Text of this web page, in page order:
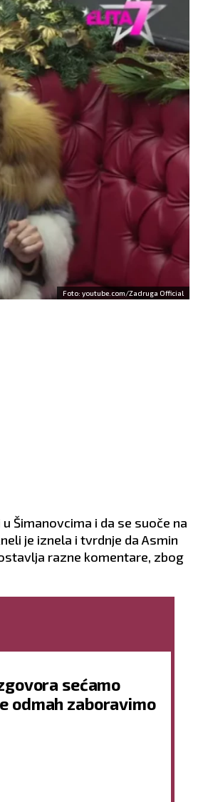
Foto: youtube.com/Zadruga Official
Šimanovcima i da se suoče na
je iznela i tvrdnje da Asmin
razne komentare, zbog
sećamo
odmah zaboravimo